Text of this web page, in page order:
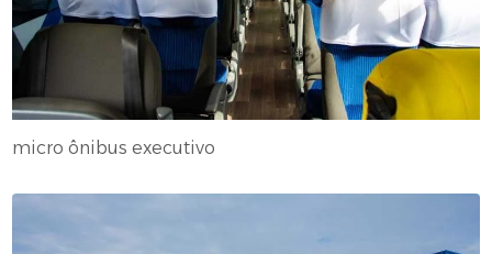
micro ônibus executivo